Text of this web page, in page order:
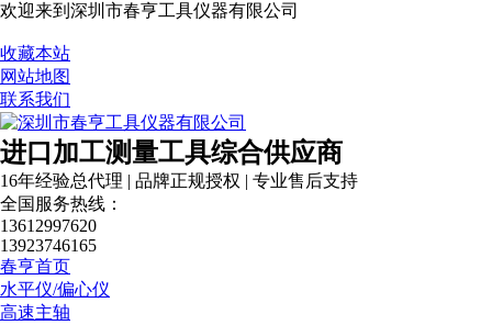
欢迎来到深圳市春亨工具仪器有限公司
收藏本站
网站地图
联系我们
进口加工测量工具综合供应商
16年经验总代理 | 品牌正规授权 | 专业售后支持
全国服务热线：
13612997620
13923746165
春亨首页
水平仪/偏心仪
高速主轴